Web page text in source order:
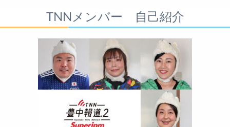
TNNメンバー 自己紹介